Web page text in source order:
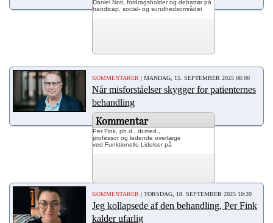
Daniel Noti, fordragsholder og debattør på
handicap, social- og sundhedsområdet
KOMMENTARER | MANDAG, 15. SEPTEMBER 2025 08:00
Når misforståelser skygger for patienternes
behandling
Kommentar
Per Fink, ph.d., dr.med.,
professor og ledende overlæge
ved Funktionelle Lidelser på
KOMMENTARER | TORSDAG, 18. SEPTEMBER 2025 10:20
Jeg kollapsede af den behandling, Per Fink
kalder ufarlig